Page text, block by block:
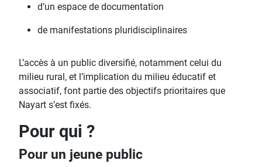
d’un espace de documentation
de manifestations pluridisciplinaires
L’accès à un public diversifié, notamment celui du
milieu rural, et l’implication du milieu éducatif et
associatif, font partie des objectifs prioritaires que
Nayart s’est fixés.
Pour qui ?
Pour un jeune public